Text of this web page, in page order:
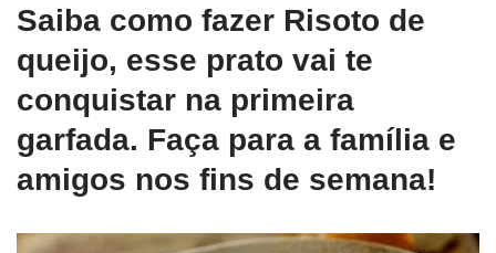
Saiba como fazer Risoto de
queijo, esse prato vai te
conquistar na primeira
garfada. Faça para a família e
amigos nos fins de semana!